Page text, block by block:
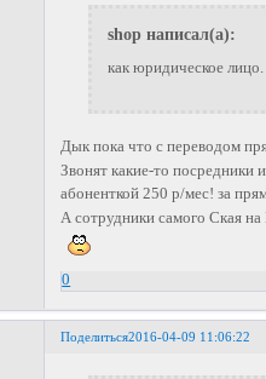
shop написал(а):
как юридическое
Дык пока что с переводом
Звонят какие-то посредники
абоненткой 250 р/мес! за
А сотрудники самого Ская
0
Поделиться2016-04-09 11:06:22